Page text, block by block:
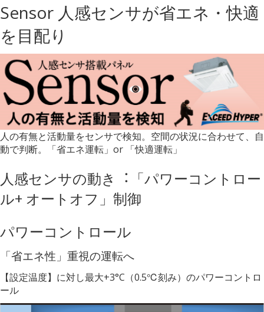
Sensor 人感センサが省エネ・快適
を目配り
人の有無と活動量をセンサで検知。空間の状況に合わせて、自
動で判断。「省エネ運転」or 「快適運転」
人感センサの動き︓「パワーコントロー
ル+ オートオフ」制御
パワーコントロール
「省エネ性」重視の運転へ
【設定温度】に対し最大+3°C（0.5℃刻み）のパワーコントロ
ール